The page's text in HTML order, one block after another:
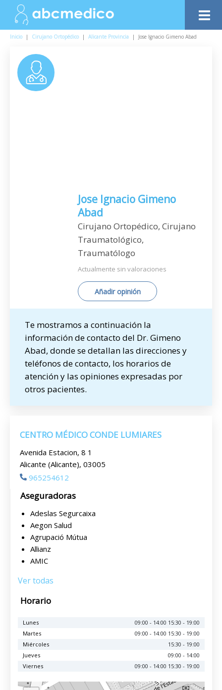
Inicio | Cirujano Ortopédico | Alicante Provincia | Jose Ignacio Gimeno Abad
Jose Ignacio Gimeno
Abad
Cirujano Ortopédico, Cirujano
Traumatológico,
Traumatólogo
Actualmente sin valoraciones
Añadir opinión
Te mostramos a continuación la
información de contacto del Dr. Gimeno
Abad, donde se detallan las direcciones y
teléfonos de contacto, los horarios de
atención y las opiniones expresadas por
otros pacientes.
CENTRO MÉDICO CONDE LUMIARES
Avenida Estacion, 8 1
Alicante (Alicante), 03005
965254612
Aseguradoras
Adeslas Segurcaixa
Aegon Salud
Agrupació Mútua
Allianz
AMIC
Ver todas
Horario
Lunes
09:00 - 14:00 15:30 - 19:00
Martes
09:00 - 14:00 15:30 - 19:00
Miércoles
15:30 - 19:00
Jueves
09:00 - 14:00
Viernes
09:00 - 14:00 15:30 - 19:00